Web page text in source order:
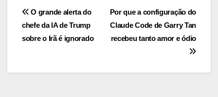
Navegação
de
Por que a configuração do
Claude Code de Garry Tan
recebeu tanto amor e ódio
O grande alerta do
chefe da IA ​​de Trump
sobre o Irã é ignorado